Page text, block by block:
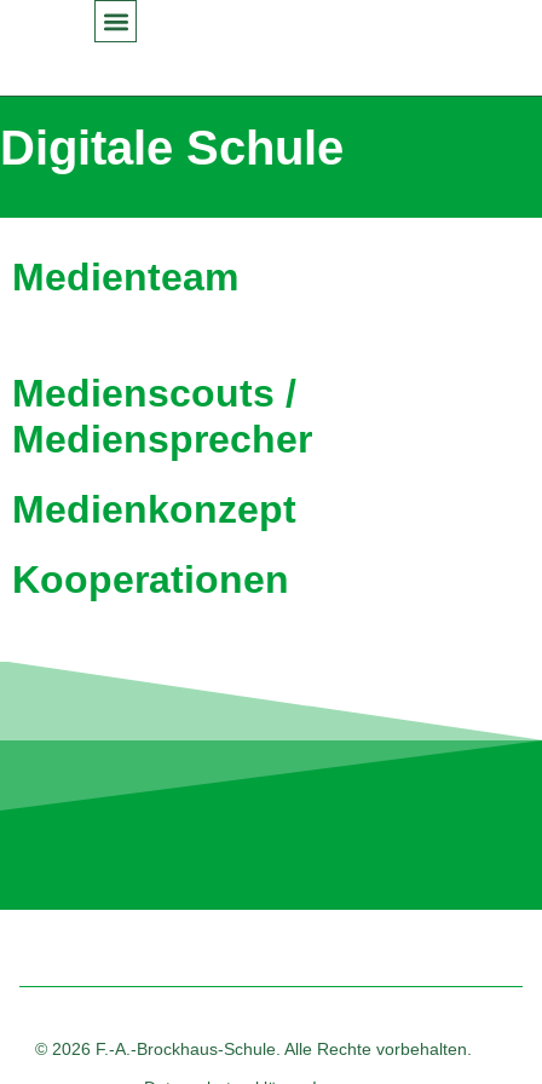
Digitale Schule
Medienteam
Medienscouts /
Mediensprecher
Medienkonzept
Kooperationen
© 2026 F.-A.-Brockhaus-Schule. Alle Rechte vorbehalten.